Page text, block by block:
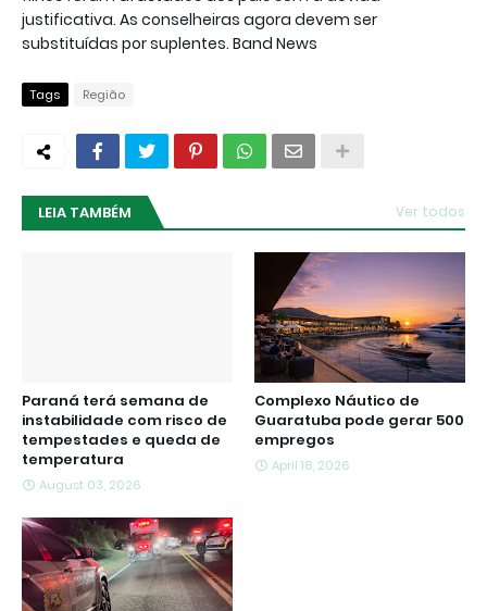
justificativa. As conselheiras agora devem ser
substituídas por suplentes. Band News
Tags Região
LEIA TAMBÉM Ver todos
Paraná terá semana de
instabilidade com risco de
tempestades e queda de
temperatura
August 03, 2026
Complexo Náutico de
Guaratuba pode gerar 500
empregos
April 18, 2026